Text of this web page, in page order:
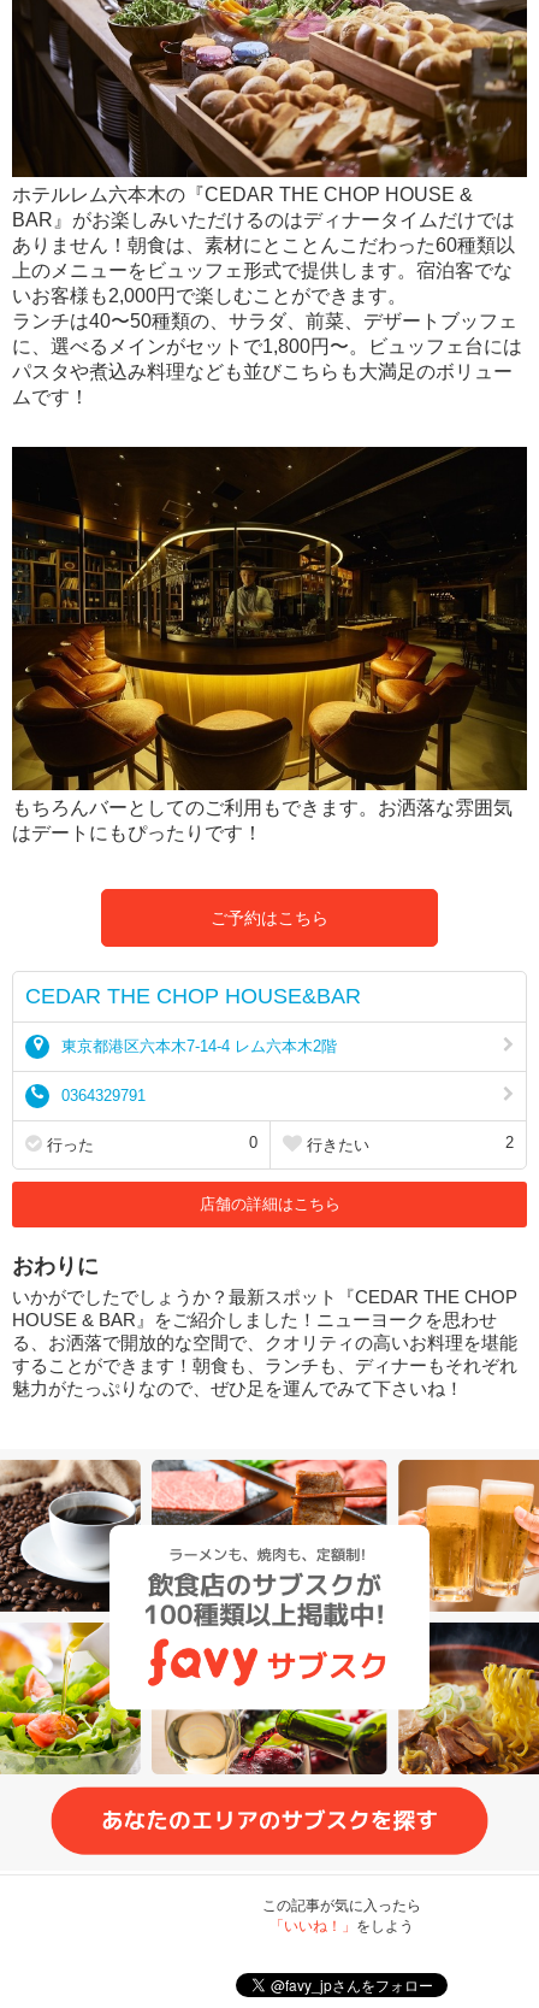
ホテルレム六本木の『CEDAR THE CHOP HOUSE &
BAR』がお楽しみいただけるのはディナータイムだけでは
ありません！朝食は、素材にとことんこだわった60種類以
上のメニューをビュッフェ形式で提供します。宿泊客でな
いお客様も2,000円で楽しむことができます。
ランチは40〜50種類の、サラダ、前菜、デザートブッフェ
に、選べるメインがセットで1,800円〜。ビュッフェ台には
パスタや煮込み料理なども並びこちらも大満足のボリュー
ムです！
もちろんバーとしてのご利用もできます。お洒落な雰囲気
はデートにもぴったりです！
ご予約はこちら
CEDAR THE CHOP HOUSE&BAR
東京都港区六本木7-14-4 レム六本木2階
0364329791
行った 0 行きたい 2
店舗の詳細はこちら
おわりに
いかがでしたでしょうか？最新スポット『CEDAR THE CHOP
HOUSE & BAR』をご紹介しました！ニューヨークを思わせ
る、お洒落で開放的な空間で、クオリティの高いお料理を堪能
することができます！朝食も、ランチも、ディナーもそれぞれ
魅力がたっぷりなので、ぜひ足を運んでみて下さいね！
この記事が気に入ったら
「いいね！」 をしよう